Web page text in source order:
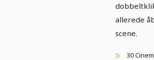
allerede
scene.
30